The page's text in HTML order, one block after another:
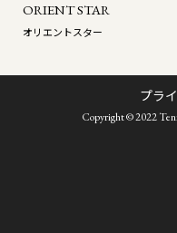
ORIENT STAR
オリエントスター
プラ
Copyright © 2022